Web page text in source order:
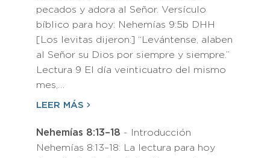
pecados y adora al Señor. Versículo
bíblico para hoy: Nehemías 9:5b DHH
[Los levitas dijeron:] “Levántense, alaben
al Señor su Dios por siempre y siempre.”
Lectura 9 El día veinticuatro del mismo
mes,…
LEER MÁS
Nehemías 8:13–18 - Introducción
Nehemías 8:13–18: La lectura para hoy